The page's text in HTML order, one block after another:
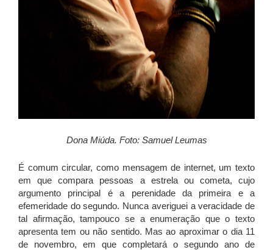
Dona Miúda. Foto: Samuel Leumas
É comum circular, como mensagem de internet, um texto
em que compara pessoas a estrela ou cometa, cujo
argumento principal é a perenidade da primeira e a
efemeridade do segundo. Nunca averiguei a veracidade de
tal afirmação, tampouco se a enumeração que o texto
apresenta tem ou não sentido. Mas ao aproximar o dia 11
de novembro, em que completará o segundo ano de